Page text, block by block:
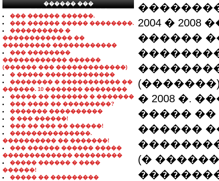
������ ���
���������������
��� ������ ������.
��� ������ ����� ��������.
���������� �
������������� ��
��������� ������������
��� ��������
������������ ������
(������ ��� �������������)
� ����� �������������
�������� � ����������� ��
������. 10 ������� ��������
����� �� ������� � �������
��� ���� �� ���������?
������� ����������
� ��� ������!
��� �� ��� �� ������!
���������������.
���������� �� �������!
��� ������ ������ �����
������������� ���������
����� ������ � ����
������!
����� �� ���������
2004 �
������
� 2008 �.
�����
������
(�